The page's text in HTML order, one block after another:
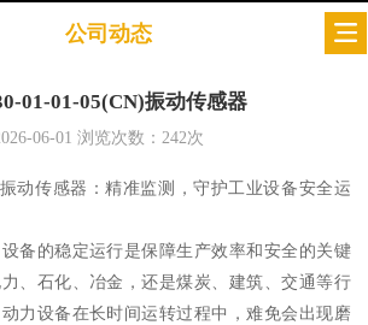
公司动态
01-01-05(CN)振动传感器
06-01 浏览次数： 242次
振动传感器：精准监测，守护工业设备安全运
备的稳定运行是保障生产效率和安全的关键
、石化、冶金，还是煤炭、建筑、交通等行
力设备在长时间运转过程中，难免会出现磨